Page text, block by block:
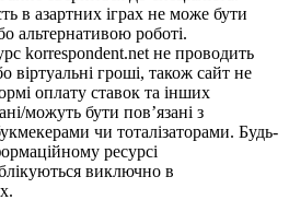
в азартних іграх не може бути
альтернативою роботі.
korrespondent.net не проводить
віртуальні гроші, також сайт не
оплату ставок та інших
можуть бути пов’язані з
чи тоталізаторами. Будь-
ресурсі
виключно в